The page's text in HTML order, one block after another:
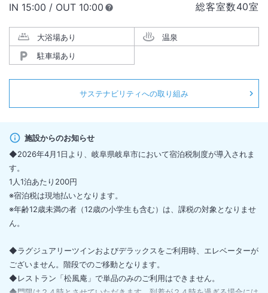
総客室数40室
IN チェックイン
15:00 / OUT チェックアウト
10:00
大浴場あり
温泉
駐車場あり
サステナビリティへの取り組み
施設からのお知らせ
◆2026年4月1日より、岐阜県岐阜市において宿泊税制度が導入されま
す。
1人1泊あたり200円
※宿泊税は現地払いとなります。
※年齢12歳未満の者（12歳の小学生も含む）は、課税の対象となりませ
ん。
◆ラグジュアリーツインおよびデラックスをご利用時、エレベーターが
ございません。階段でのご移動となります。
◆レストラン「松風庵」で単品のみのご利用はできません。